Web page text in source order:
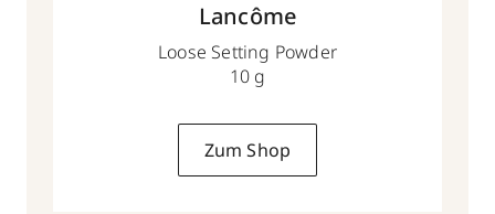
Lancôme
Loose Setting Powder
10 g
Zum Shop